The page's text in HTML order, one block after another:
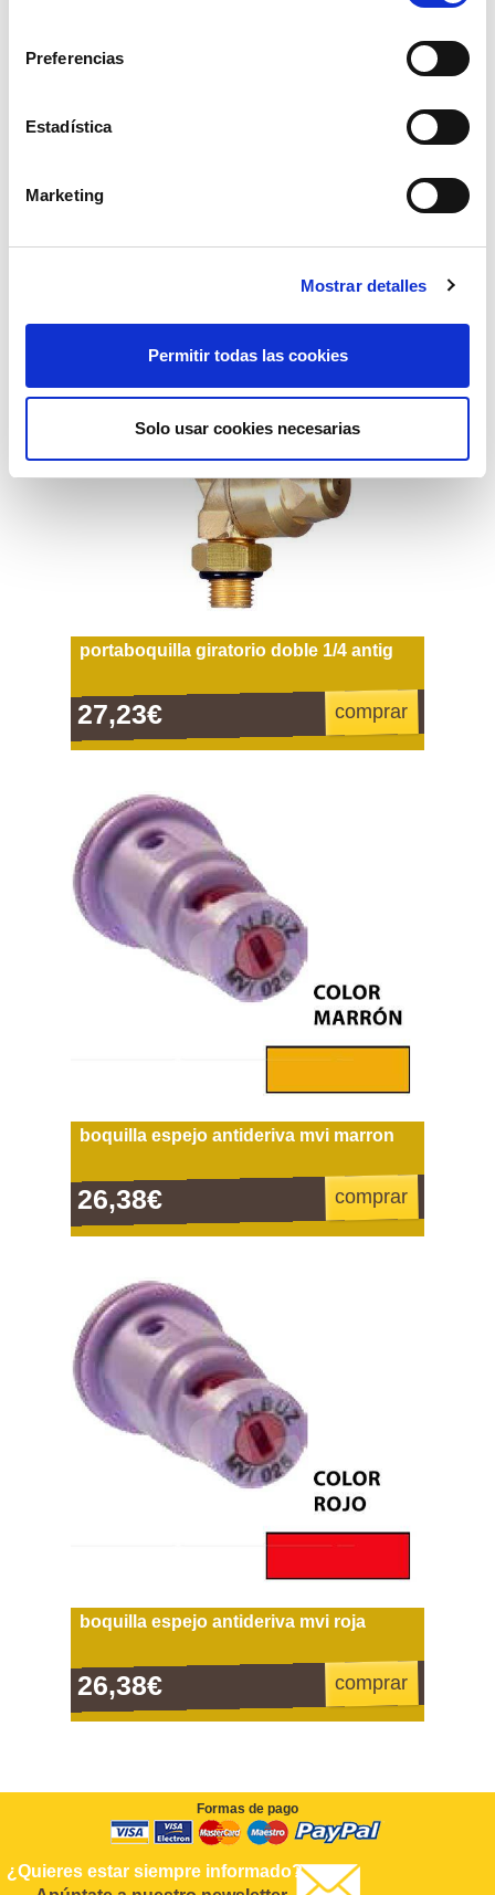
Preferencias
Estadística
Marketing
Mostrar detalles
Permitir todas las cookies
Solo usar cookies necesarias
portaboquilla giratorio doble 1/4 antig
27,23€ comprar
boquilla espejo antideriva mvi marron
26,38€ comprar
boquilla espejo antideriva mvi roja
26,38€ comprar
Formas de pago
¿Quieres estar siempre informado?